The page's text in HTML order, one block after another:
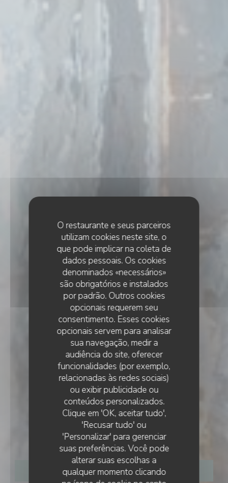
O restaurante e seus parceiros
utilizam cookies neste site, o
que pode implicar na coleta de
dados pessoais. Os cookies
denominados «necessários»
são obrigatórios e instalados
por padrão. Outros cookies
opcionais requerem seu
consentimento. Esses cookies
opcionais servem para analisar
sua navegação, medir a
audiência do site, oferecer
funcionalidades (por exemplo,
relacionadas às redes sociais)
ou exibir publicidade ou
conteúdos personalizados.
Clique em 'OK, aceitar tudo',
'Recusar tudo' ou
'Personalizar' para gerenciar
suas preferências. Você pode
alterar suas escolhas a
qualquer momento clicando
BRON
Gourmet Bron -
Brasserie Maison
RESERVAR UMA MESA